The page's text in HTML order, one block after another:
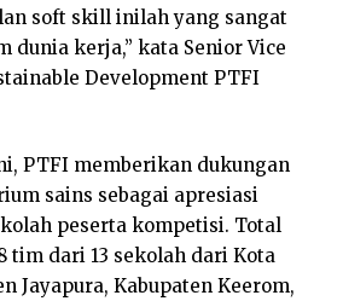
soft skill inilah yang sangat
dunia kerja,” kata Senior Vice
Development PTFI
PTFI memberikan dukungan
sains sebagai apresiasi
peserta kompetisi. Total
tim dari 13 sekolah dari Kota
Jayapura, Kabupaten Keerom,